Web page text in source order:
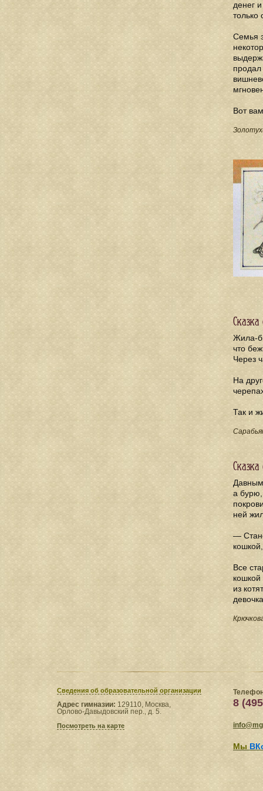
денег
только
Семья
продал
Вот
Сказка
Жила-
что
Через
На
Так и
а бурю,
ней
—
Все
из
Сведения​ об образовательной организации
Адрес гимназии: 129110, Москва,
Орлово-Давыдовский пер., д. 5.
Посмотреть на карте
8
Мы